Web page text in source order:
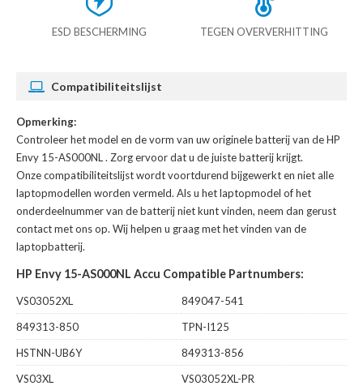
ESD BESCHERMING TEGEN OVERVERHITTING
Compatibiliteitslijst
Opmerking:
Controleer het model en de vorm van uw originele batterij van de HP
Envy 15-AS000NL . Zorg ervoor dat u de juiste batterij krijgt.
Onze compatibiliteitslijst wordt voortdurend bijgewerkt en niet alle
laptopmodellen worden vermeld. Als u het laptopmodel of het
onderdeelnummer van de batterij niet kunt vinden, neem dan gerust
contact met ons op. Wij helpen u graag met het vinden van de
laptopbatterij.
HP Envy 15-AS000NL Accu Compatible Partnumbers:
VS03052XL
849047-541
849313-850
TPN-I125
HSTNN-UB6Y
849313-856
VS03XL
VS03052XL-PR